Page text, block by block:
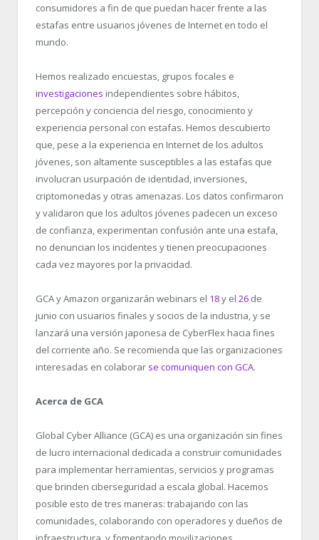
consumidores a fin de que puedan hacer frente a las
estafas entre usuarios jóvenes de Internet en todo el
mundo.
Hemos realizado encuestas, grupos focales e
investigaciones independientes sobre hábitos,
percepción y conciencia del riesgo, conocimiento y
experiencia personal con estafas. Hemos descubierto
que, pese a la experiencia en Internet de los adultos
jóvenes, son altamente susceptibles a las estafas que
involucran usurpación de identidad, inversiones,
criptomonedas y otras amenazas. Los datos confirmaron
y validaron que los adultos jóvenes padecen un exceso
de confianza, experimentan confusión ante una estafa,
no denuncian los incidentes y tienen preocupaciones
cada vez mayores por la privacidad.
GCA y Amazon organizarán webinars el 18y el 26 de
junio con usuarios finales y socios de la industria, y se
lanzará una versión japonesa de CyberFlex hacia fines
del corriente año. Se recomienda que las organizaciones
interesadas en colaborar se comuniquen con GCA.
Acerca de GCA
Global Cyber Alliance (GCA) es una organización sin fines
de lucro internacional dedicada a construir comunidades
para implementar herramientas, servicios y programas
que brinden ciberseguridad a escala global. Hacemos
posible esto de tres maneras: trabajando con las
comunidades, colaborando con operadores y dueños de